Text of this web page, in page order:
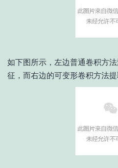
如下图所示，左边普通卷积方
征，而右边的可变形卷积方法